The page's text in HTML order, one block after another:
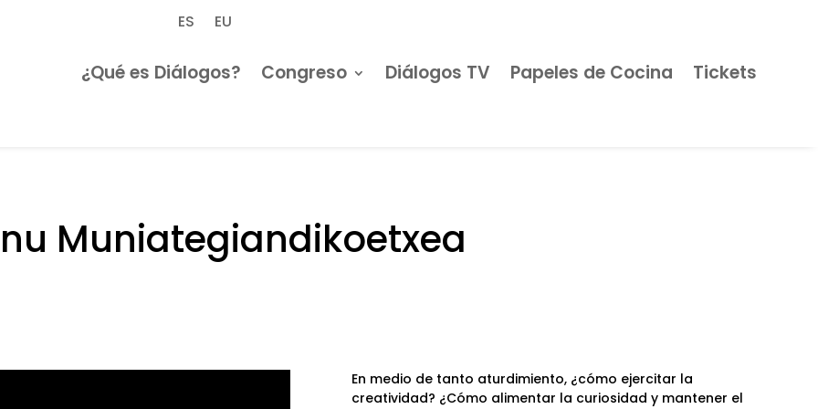
ES EU
¿Qué es Diálogos? Congreso Diálogos TV Papeles de Cocina Tickets
Muniategiandikoetxea
En medio de tanto aturdimiento, ¿cómo ejercitar la
creatividad? ¿Cómo alimentar la curiosidad y mantener el